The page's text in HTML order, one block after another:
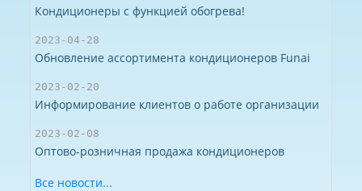
Кондиционеры с функцией обогрева!
2023-04-28
Обновление ассортимента кондиционеров Funai
2023-02-20
Информирование клиентов о работе организации
2023-02-08
Оптово-розничная продажа кондиционеров
Все новости...